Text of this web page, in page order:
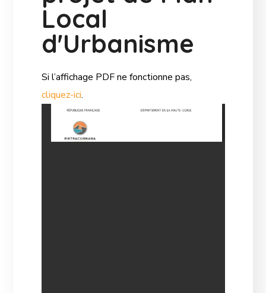
Local
d'Urbanisme
Si l’affichage PDF ne fonctionne pas,
cliquez-ici.